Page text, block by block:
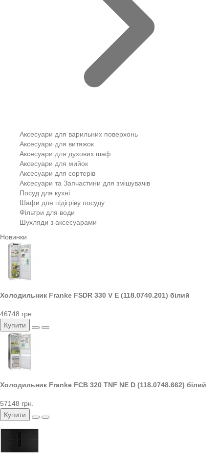
Аксесуари для варильних поверхонь
Аксесуари для витяжок
Аксесуари для духових шаф
Аксесуари для мийок
Аксесуари для сортерів
Аксесуари та Запчастини для змішувачів
Посуд для кухні
Шафи для підігріву посуду
Фільтри для води
Шухляди з аксесуарами
Новинки
Холодильник Franke FSDR 330 V E (118.0740.201) білий
46748 грн.
Купити
Холодильник Franke FCB 320 TNF NE D (118.0748.662) білий
57148 грн.
Купити